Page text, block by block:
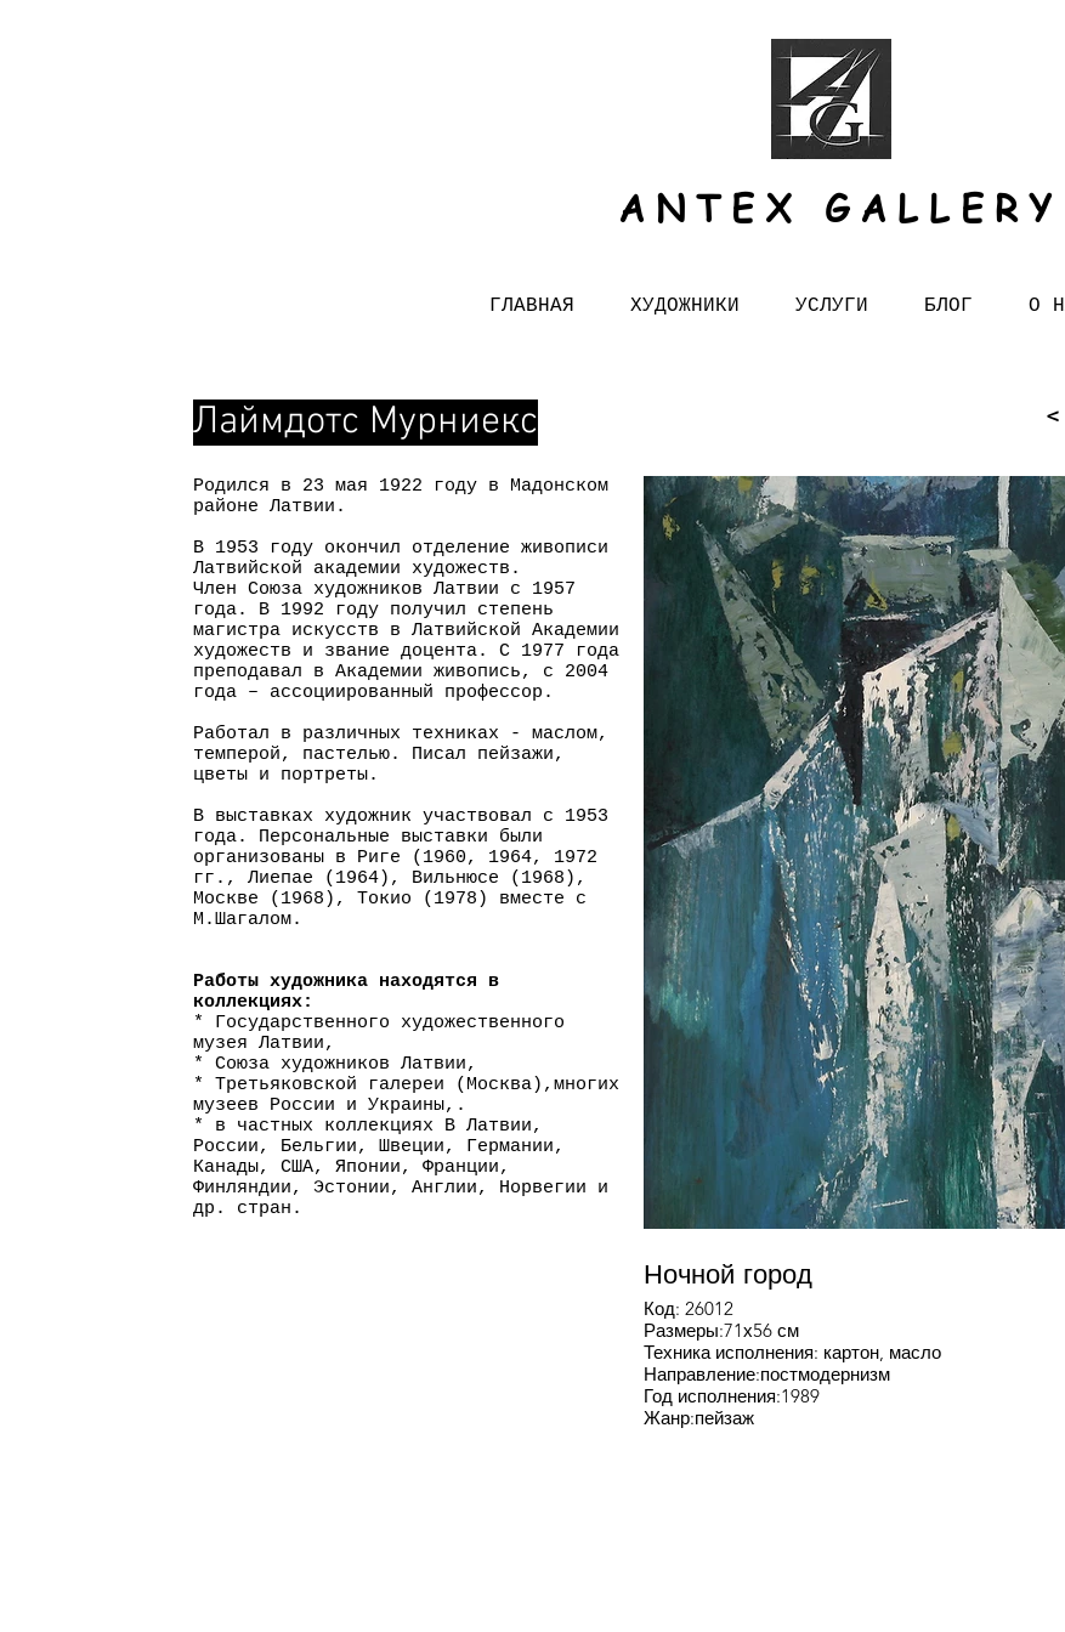
ANTEX GALLERY
ГЛАВНАЯ ХУДОЖНИКИ УСЛУГИ БЛОГ О
Лаймдотс Мурниекс
Родился в 23 мая 1922 году в Мадонском
районе Латвии.
В 1953 году окончил отделение живописи
Латвийской академии художеств.
Член Союза художников Латвии с 1957
года. В 1992 году получил степень
магистра искусств в Латвийской Академии
художеств и звание доцента. С 1977 года
преподавал в Академии живопись, с 2004
года – ассоциированный профессор.
Работал в различных техниках - маслом,
темперой, пастелью. Писал пейзажи,
цветы и портреты.
В выставках художник участвовал с 1953
года. Персональные выставки были
организованы в Риге (1960, 1964, 1972
гг., Лиепае (1964), Вильнюсе (1968),
Москве (1968), Токио (1978) вместе с
М.Шагалом.
Работы художника находятся в
коллекциях:
* Государственного художественного
музея Латвии,
* Союза художников Латвии,
* Третьяковской галереи (Москва),многих
музеев России и Украины,.
* в частных коллекциях В Латвии,
России, Бельгии, Швеции, Германии,
Канады, США, Японии, Франции,
Финляндии, Эстонии, Англии, Норвегии и
др. стран.
Ночной город
Код: 26012
Размеры:71х56 см
Техника исполнения: картон, масло
Направление:постмодернизм
Год исполнения:1989
Жанр:пейзаж